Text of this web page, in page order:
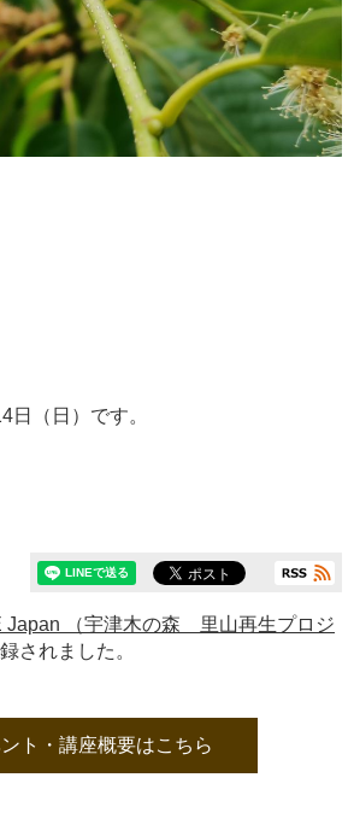
日（日）です。
Japan （宇津木の森 里山再生プロジ
されました。
ト・講座概要はこちら